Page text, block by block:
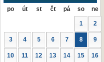
po út st čt pá so ne
1 2
3 4 5 6 7 8 9
10 11 12 13 14 15 16